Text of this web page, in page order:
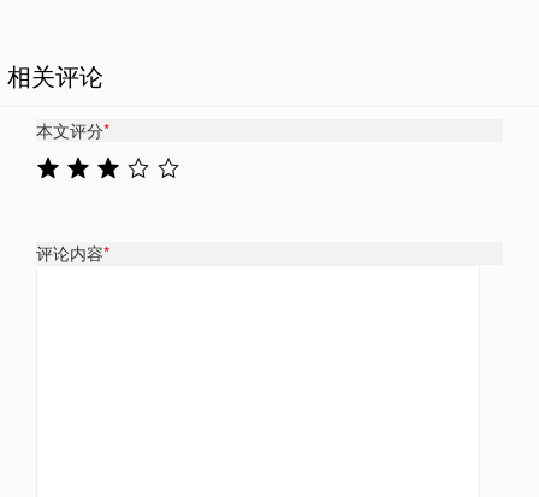
相关评论
本文评分*
评论内容*